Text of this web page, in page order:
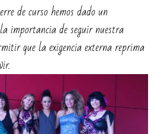
de curso hemos dado un
importancia de seguir nuestra
que la exigencia externa reprima